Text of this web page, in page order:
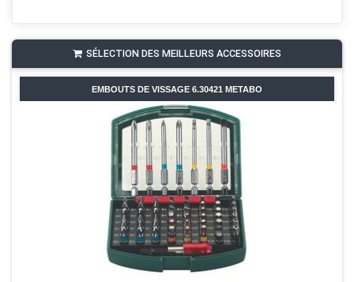
SÉLECTION DES MEILLEURS ACCESSOIRES
EMBOUTS DE VISSAGE 6.30421 METABO